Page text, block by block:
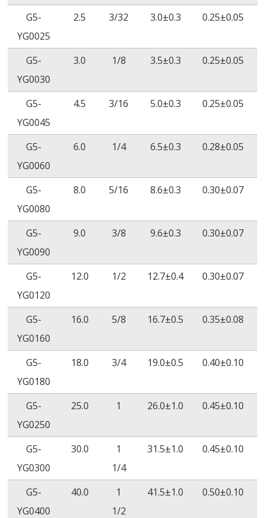
อายุการใช้งาน
(158˚C/168
เปอร์เซ็นต์การ
หลังเร่งอายุการ
ใช้งาน
≥100%
ASTM
(158˚C/168
ชั่วโมง)
ภาวะช็อคจาก
ความร้อน
ไม่มีการแตก
ร้าว
ASTM
D2671
ชั่วโมง)
ไ
ความยืดหยุ่นใน
อุณหภูมิต่ำ
ร้าว
D2671
ชั่วโมง)
ทนต่อแรงดัน
ไฟฟ้าสูง
ไม่ชำรุด
D2671
ปริมาตรสภาพ
การต้านทาน
ไฟฟ้า
D2671
ความเป็นฉนวน ≥19.7kV/mm
ASTM
ประสิทธิภาพ
ความไวไฟ
UL224
G5-
YG0025
2.5 3/32 3.0±0.3 0.25±0.05
G5-
YG0030
3.0 1/8 3.5±0.3 0.25±0.05
G5-
YG0045
4.5 3/16 5.0±0.3 0.25±0.05
G5-
YG0060
6.0 1/4 6.5±0.3 0.28±0.05
G5-
YG0080
8.0 5/16 8.6±0.3 0.30±0.07
G5-
YG0090
9.0 3/8 9.6±0.3 0.30±0.07
G5-
YG0120
12.0 1/2 12.7±0.4 0.30±0.07
G5-
YG0160
16.0 5/8 16.7±0.5 0.35±0.08
G5-
YG0180
18.0 3/4 19.0±0.5 0.40±0.10
G5-
YG0250
25.0 1 26.0±1.0 0.45±0.10
G5-
YG0300
30.0
1
1/4
31.5±1.0 0.45±0.10
G5-
YG0400
40.0
1
1/2
41.5±1.0 0.50±0.10